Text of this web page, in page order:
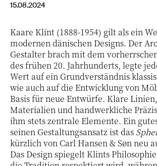
15.08.2024
Kaare Klint (1888-1954) gilt als ein
modernen dänischen Designs. Der
Gestalter brach mit dem
des frühen 20. Jahrhunderts, legte
Wert auf ein Grundverständnis
wie auch auf die Entwicklung von
Basis für neue Entwürfe. Klare
Materialien und handwerkliche
ihm stets zentrale Elemente. Ein
seinen Gestaltungsansatz ist das
kürzlich von Carl Hansen & Søn neu
Das Design spiegelt Klints